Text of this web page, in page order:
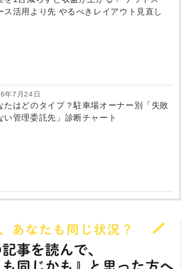
ス活用より先 やるべきレイアウト見直し
年7月24日
たはどのタイプ？駐車場オーナー別「失敗
い管理委託先」診断チャート